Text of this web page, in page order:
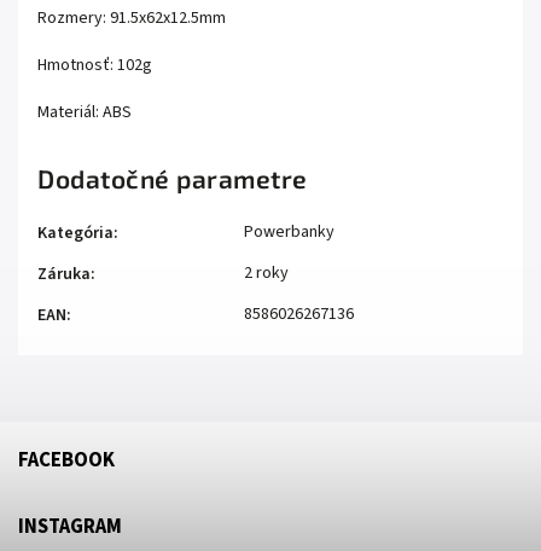
Rozmery: 91.5x62x12.5mm
Hmotnosť: 102g
Materiál: ABS
Dodatočné parametre
Kategória:
Powerbanky
Záruka:
2 roky
EAN: 8586026267136
FACEBOOK
INSTAGRAM